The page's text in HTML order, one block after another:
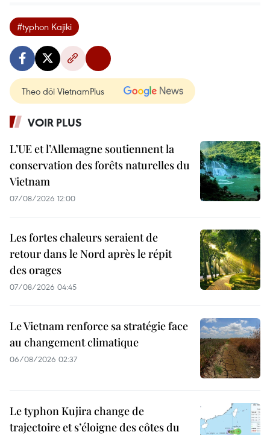
#typhon Kajiki
Theo dõi VietnamPlus
VOIR PLUS
L’UE et l’Allemagne soutiennent la
conservation des forêts naturelles du
Vietnam
07/08/2026 12:00
Les fortes chaleurs seraient de
retour dans le Nord après le répit
des orages
07/08/2026 04:45
Le Vietnam renforce sa stratégie face
au changement climatique
06/08/2026 02:37
Le typhon Kujira change de
trajectoire et s’éloigne des côtes du